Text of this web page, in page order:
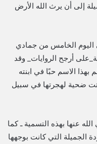
إلى أن يرث الله الأرض
اليوم الخامس من جمادي
أرجح الروايات_ وقد
الاسم حبًا في ابنته
ضحية لهجرتها في سبيل
عنها بهذه التسمية ـ كما
الجميلة التي كانت بوجهها